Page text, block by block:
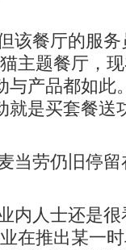
该餐厅的服
主题餐厅，
与产品都如此
就是买套餐送
当劳仍旧停
内人士还是
在推出某一